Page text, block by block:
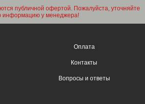
публичной офертой. Пожалуйста, уточняйте
информацию у менеджера!
Оплата
Контакты
Вопросы и ответы